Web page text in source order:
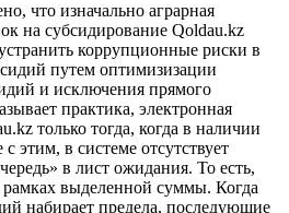
что изначально аграрная
на субсидирование Qoldau.kz
коррупционные риски в
путем оптимизизации
и исключения прямого
практика, электронная
только тогда, когда в наличии
этим, в системе отсутствует
в лист ожидания. То есть,
рамках выделенной суммы. Когда
набирает предела, последующие